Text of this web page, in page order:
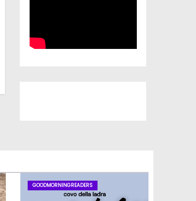
GOODMORNINGREADERS